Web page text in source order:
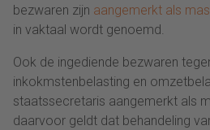
bezwaren zijn aangemerkt als
in vaktaal wordt genoemd.
Ook de ingediende bezwaren
inkokmstenbelasting en
staatssecretaris aangemerkt als
daarvoor geldt dat behandeling